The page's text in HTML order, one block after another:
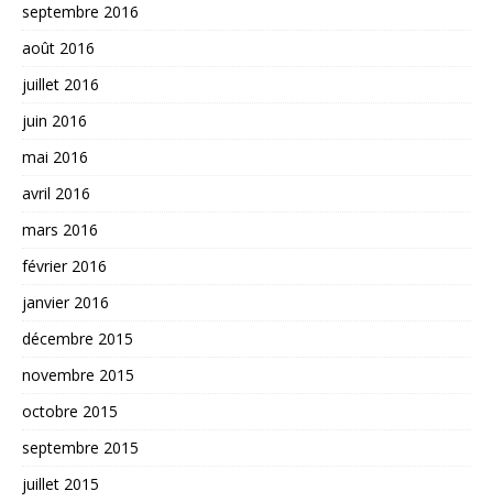
septembre 2016
août 2016
juillet 2016
juin 2016
mai 2016
avril 2016
mars 2016
février 2016
janvier 2016
décembre 2015
novembre 2015
octobre 2015
septembre 2015
juillet 2015